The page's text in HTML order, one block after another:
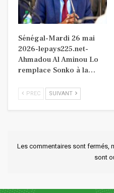
Sénégal-Mardi 26 mai
2026-lepays225.net-
Ahmadou Al Aminou Lo
remplace Sonko à la…
PREC SUIVANT
Les commentaires sont fermés,
sont